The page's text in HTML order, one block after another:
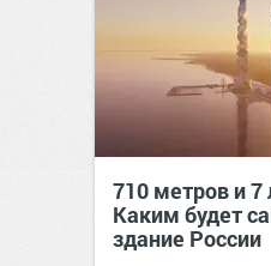
710 метров и 7
Каким будет
здание России